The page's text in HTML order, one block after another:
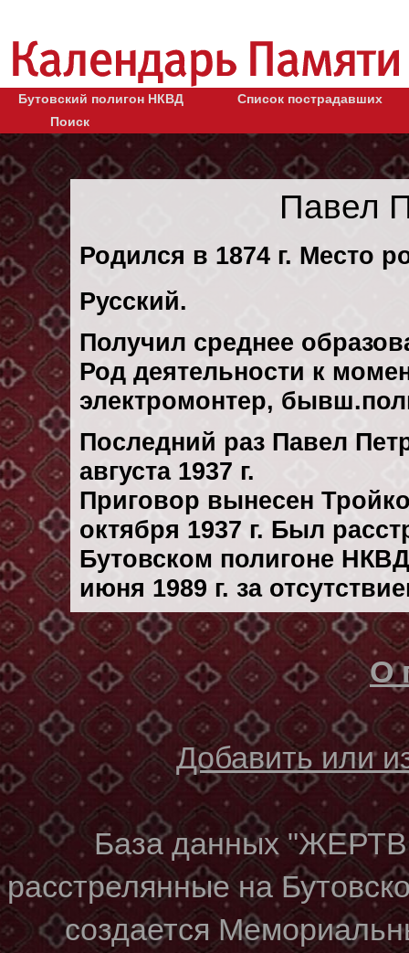
Бутовский полигон НКВД
Список пострадавших
Поиск
Павел
Родился в 1874 г. Место
Русский.
Получил среднее
Род деятельности к
электромонтер,
Последний раз Павел
августа 1937 г.
Приговор вынесен
октября 1937 г. Был
Бутовском полигоне
июня 1989 г. за
О
Добавить или
База данных
расстрелянные на
создается